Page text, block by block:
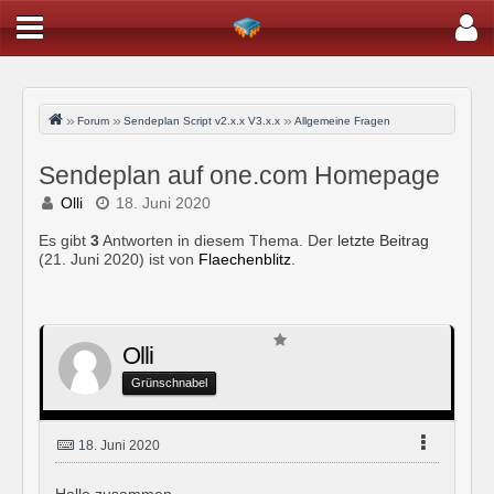
Forum Sendeplan Script v2.x.x V3.x.x Allgemeine Fragen
Sendeplan auf one.com Homepage
Olli 18. Juni 2020
Es gibt 3Antworten in diesem Thema. Der letzte Beitrag
(21. Juni 2020) ist von Flaechenblitz
Olli
Grünschnabel
18. Juni 2020